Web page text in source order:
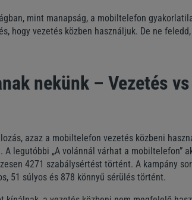
mint manapság, a mobiltelefon
hogy vezetés közben használjuk. De ne
nekünk – Vezetés vs
azaz a mobiltelefon vezetés közbeni
legutóbbi „A volánnál várhat a mobiltelefon”
4271 szabálysértést történt. A kampány
51 súlyos és 878 könnyű sérülés történt.